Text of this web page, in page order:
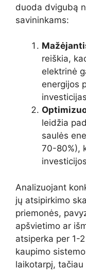
duoda dvigubą
savininkams:
reiškia,
elektrinė
energijos
leidžia
saulės
70-80%),
Analizuojant
jų atsipirkimo
priemonės,
apšvietimo ar
atsiperka per 1-
kaupimo
laikotarpį,